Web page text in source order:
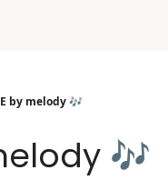
by melody 🎶
🎶